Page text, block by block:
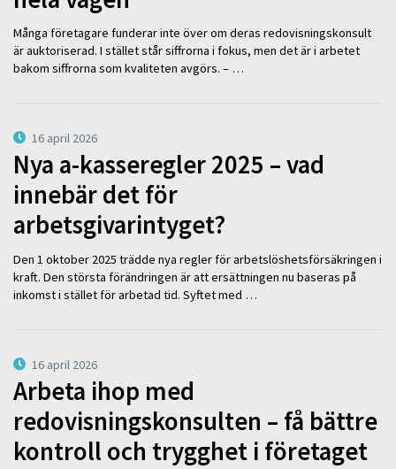
Många företagare funderar inte över om deras redovisningskonsult
är auktoriserad. I stället står siffrorna i fokus, men det är i arbetet
bakom siffrorna som kvaliteten avgörs. – …
16 april 2026
Nya a-kasseregler 2025 – vad
innebär det för
arbetsgivarintyget?
Den 1 oktober 2025 trädde nya regler för arbetslöshetsförsäkringen i
kraft. Den största förändringen är att ersättningen nu baseras på
inkomst i stället för arbetad tid. Syftet med …
16 april 2026
Arbeta ihop med
redovisningskonsulten – få bättre
kontroll och trygghet i företaget